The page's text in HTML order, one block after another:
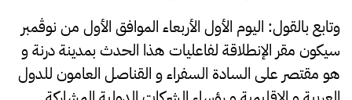
وتابع بالقول: اليوم الأول الأربعاء الموافق الأول من نوڤمبر
سيكون مقر الإنطلاقة لفاعليات هذا الحدث بمدينة درنة و
هو مقتصر على السادة السفراء و القناصل العامون للدول